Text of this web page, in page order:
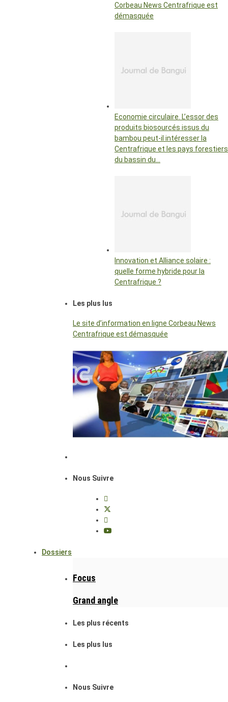
Corbeau News Centrafrique est
démasquée
Economie circulaire. L’essor des
produits biosourcés issus du
bambou peut-il intéresser la
Centrafrique et les pays forestiers
du bassin du…
Innovation et Alliance solaire :
quelle forme hybride pour la
Centrafrique ?
Les plus lus
Le site d’information en ligne Corbeau News
Centrafrique est démasquée
Nous Suivre
Dossiers
Focus
Grand angle
Les plus récents
Les plus lus
Nous Suivre